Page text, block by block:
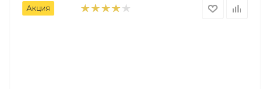
Акция